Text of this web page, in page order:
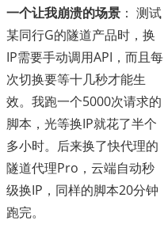
一个让我崩溃的场景 ： 测试
某同行G的隧道产品时，换
IP需要手动调用API，而且每
次切换要等十几秒才能生
效。我跑一个5000次请求的
脚本，光等换IP就花了半个
多小时。后来换了快代理的
隧道代理Pro，云端自动秒
级换IP，同样的脚本20分钟
跑完。